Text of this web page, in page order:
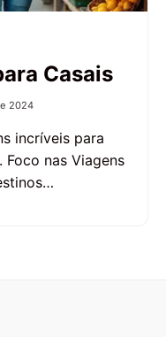
Casais
2024
incríveis para
nas Viagens